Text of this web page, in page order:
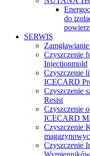
do
SERWIS
Czyszczenie
Injectionmold
Czyszczenie
ICECARD
Czyszczenie
Resist
Czyszczenie
ICECARD
Czyszczenie
Czyszczenie